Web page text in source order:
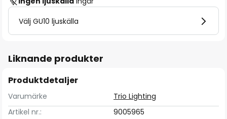
Välj GU10 ljuskälla
Liknande produkter
Produktdetaljer
Varumärke
Trio Lighting
Artikel nr.:
9005965